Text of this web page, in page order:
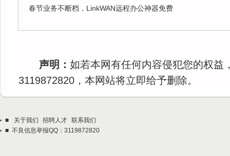
春节业务不断档，LinkWAN远程办公神器免费
声明： 如若本网有任何内容侵犯您的权益
3119872820，本网站将立即给予删除。
■ 关于我们 招聘人才 联系我们
■ 不良信息举报QQ：3119872820